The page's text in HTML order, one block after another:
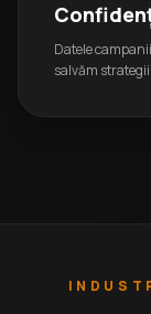
Datele
salvăm